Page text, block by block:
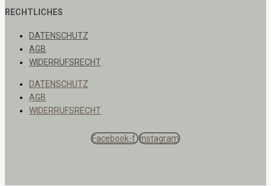
RECHTLICHES
DATENSCHUTZ
AGB
WIDERRUFSRECHT
DATENSCHUTZ
AGB
WIDERRUFSRECHT
Facebook-f Instagram